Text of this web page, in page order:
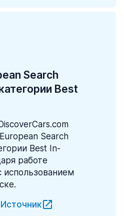
Search
Best
Search
Best In-
работе
использованием
Источник